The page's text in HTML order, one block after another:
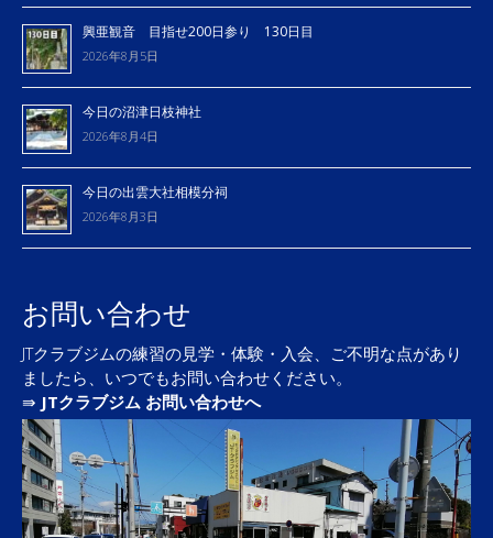
興亜観音 目指せ200日参り 130日目
2026年8月5日
今日の沼津日枝神社
2026年8月4日
今日の出雲大社相模分祠
2026年8月3日
お問い合わせ
JTクラブジムの練習の見学・体験・入会、ご不明な点があり
ましたら、いつでもお問い合わせください。
⇛ JTクラブジム お問い合わせへ